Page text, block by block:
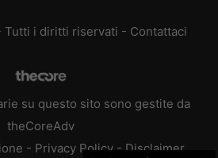
i diritti riservati - Contattaci
su questo sito sono gestite da
theCoreAdv
- Privacy Policy - Disclaimer